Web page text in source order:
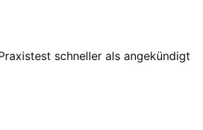
schneller als angekündigt